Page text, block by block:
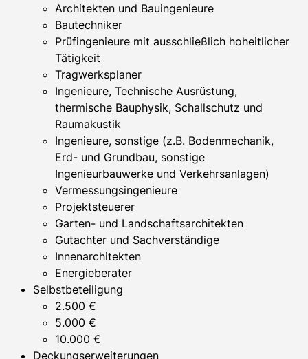
Architekten und Bauingenieure
Bautechniker
Prüfingenieure mit ausschließlich hoheitlicher
Tätigkeit
Tragwerksplaner
Ingenieure, Technische Ausrüstung,
thermische Bauphysik, Schallschutz und
Raumakustik
Ingenieure, sonstige (z.B. Bodenmechanik,
Erd- und Grundbau, sonstige
Ingenieurbauwerke und Verkehrsanlagen)
Vermessungsingenieure
Projektsteuerer
Garten- und Landschaftsarchitekten
Gutachter und Sachverständige
Innenarchitekten
Energieberater
Selbstbeteiligung
2.500 €
5.000 €
10.000 €
Deckungserweiterungen